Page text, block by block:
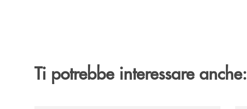
Ti potrebbe interessare anche: